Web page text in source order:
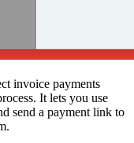
invoice payments
It lets you use
send a payment link to